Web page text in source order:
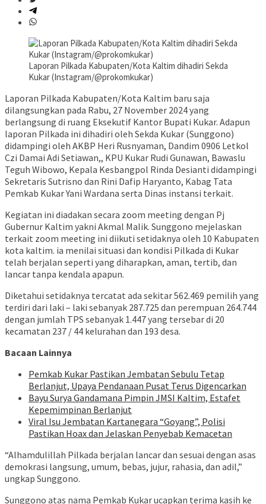
Laporan Pilkada Kabupaten/Kota Kaltim dihadiri Sekda
Kukar (Instagram/@prokomkukar)
Laporan Pilkada Kabupaten/Kota Kaltim baru saja
dilangsungkan pada Rabu, 27 November 2024 yang
berlangsung di ruang Eksekutif Kantor Bupati Kukar. Adapun
laporan Pilkada ini dihadiri oleh Sekda Kukar (Sunggono)
didampingi oleh AKBP Heri Rusnyaman, Dandim 0906 Letkol
Czi Damai Adi Setiawan,, KPU Kukar Rudi Gunawan, Bawaslu
Teguh Wibowo, Kepala Kesbangpol Rinda Desianti didampingi
Sekretaris Sutrisno dan Rini Dafip Haryanto, Kabag Tata
Pemkab Kukar Yani Wardana serta Dinas instansi terkait.
Kegiatan ini diadakan secara zoom meeting dengan Pj
Gubernur Kaltim yakni Akmal Malik. Sunggono mejelaskan
terkait zoom meeting ini diikuti setidaknya oleh 10 Kabupaten
kota kaltim. ia menilai situasi dan kondisi Pilkada di Kukar
telah berjalan seperti yang diharapkan, aman, tertib, dan
lancar tanpa kendala apapun.
Diketahui setidaknya tercatat ada sekitar 562.469 pemilih yang
terdiri dari laki – laki sebanyak 287.725 dan perempuan 264.744
dengan jumlah TPS sebanyak 1.447 yang tersebar di 20
kecamatan 237 / 44 kelurahan dan 193 desa.
Bacaan Lainnya
Pemkab Kukar Pastikan Jembatan Sebulu Tetap
Berlanjut, Upaya Pendanaan Pusat Terus Digencarkan
Bayu Surya Gandamana Pimpin JMSI Kaltim, Estafet
Kepemimpinan Berlanjut
Viral Isu Jembatan Kartanegara “Goyang”, Polisi
Pastikan Hoax dan Jelaskan Penyebab Kemacetan
“Alhamdulillah Pilkada berjalan lancar dan sesuai dengan asas
demokrasi langsung, umum, bebas, jujur, rahasia, dan adil,”
ungkap Sunggono.
Sunggono atas nama Pemkab Kukar ucapkan terima kasih ke